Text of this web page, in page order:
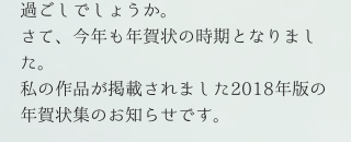
過ごしでしょうか。
さて、今年も年賀状の時期となりまし
た。
私の作品が掲載されました2018年版の
年賀状集のお知らせです。